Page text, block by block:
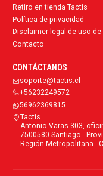
Retiro en tienda Tactis
Política de privacidad
Disclaimer legal de uso
Contacto
CONTÁCTANOS
soporte@tactis.cl
+56232249572
56962369815
Tactis
Antonio Varas 303,
7500580 Santiago -
Región Metropolitana -